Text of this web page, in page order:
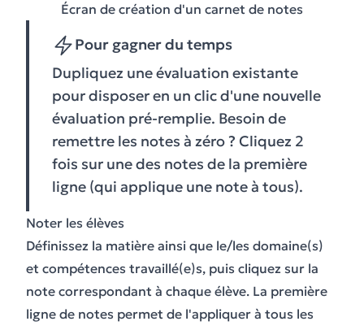
Écran de création d'un carnet de notes
Pour gagner du temps
Dupliquez une évaluation existante
pour disposer en un clic d'une nouvelle
évaluation pré-remplie. Besoin de
remettre les notes à zéro ? Cliquez 2
fois sur une des notes de la première
ligne (qui applique une note à tous).
Noter les élèves
Définissez la matière ainsi que le/les domaine(s)
et compétences travaillé(e)s, puis cliquez sur la
note correspondant à chaque élève. La première
ligne de notes permet de l'appliquer à tous les